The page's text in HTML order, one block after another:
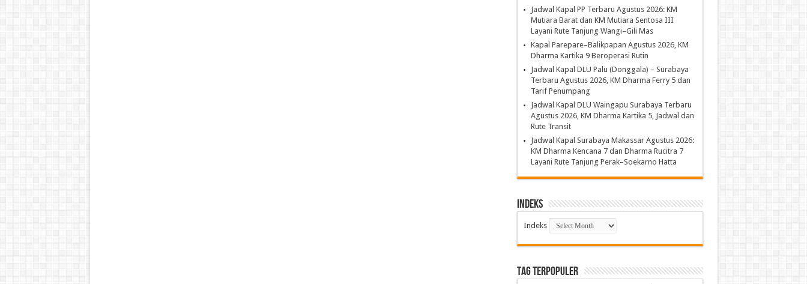
Jadwal Kapal PP Terbaru Agustus 2026: KM
Mutiara Barat dan KM Mutiara Sentosa III
Layani Rute Tanjung Wangi–Gili Mas
Kapal Parepare–Balikpapan Agustus 2026, KM
Dharma Kartika 9 Beroperasi Rutin
Jadwal Kapal DLU Palu (Donggala) – Surabaya
Terbaru Agustus 2026, KM Dharma Ferry 5 dan
Tarif Penumpang
Jadwal Kapal DLU Waingapu Surabaya Terbaru
Agustus 2026, KM Dharma Kartika 5, Jadwal dan
Rute Transit
Jadwal Kapal Surabaya Makassar Agustus 2026:
KM Dharma Kencana 7 dan Dharma Rucitra 7
Layani Rute Tanjung Perak–Soekarno Hatta
Indeks
Indeks
TAG TERPOPULER